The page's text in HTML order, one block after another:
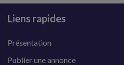
Liens rapides
Présentation
Publier une annonce